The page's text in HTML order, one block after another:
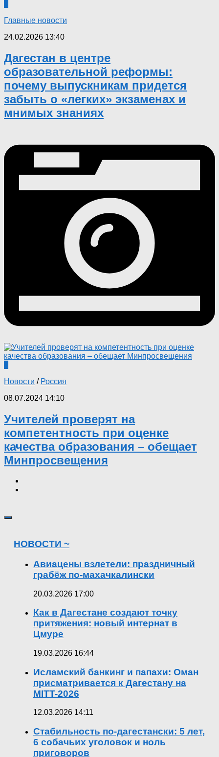
Главные новости
24.02.2026 13:40
Дагестан в центре
образовательной реформы:
почему выпускникам придется
забыть о «легких» экзаменах и
мнимых знаниях
Новости / Россия
08.07.2024 14:10
Учителей проверят на
компетентность при оценке
качества образования – обещает
Минпросвещения
НОВОСТИ ~
Авиацены взлетели: праздничный
грабёж по-махачкалински
20.03.2026 17:00
Как в Дагестане создают точку
притяжения: новый интернат в
Цмуре
19.03.2026 16:44
Исламский банкинг и папахи: Оман
присматривается к Дагестану на
MITT-2026
12.03.2026 14:11
Стабильность по-дагестански: 5 лет,
6 собачьих уголовок и ноль
приговоров